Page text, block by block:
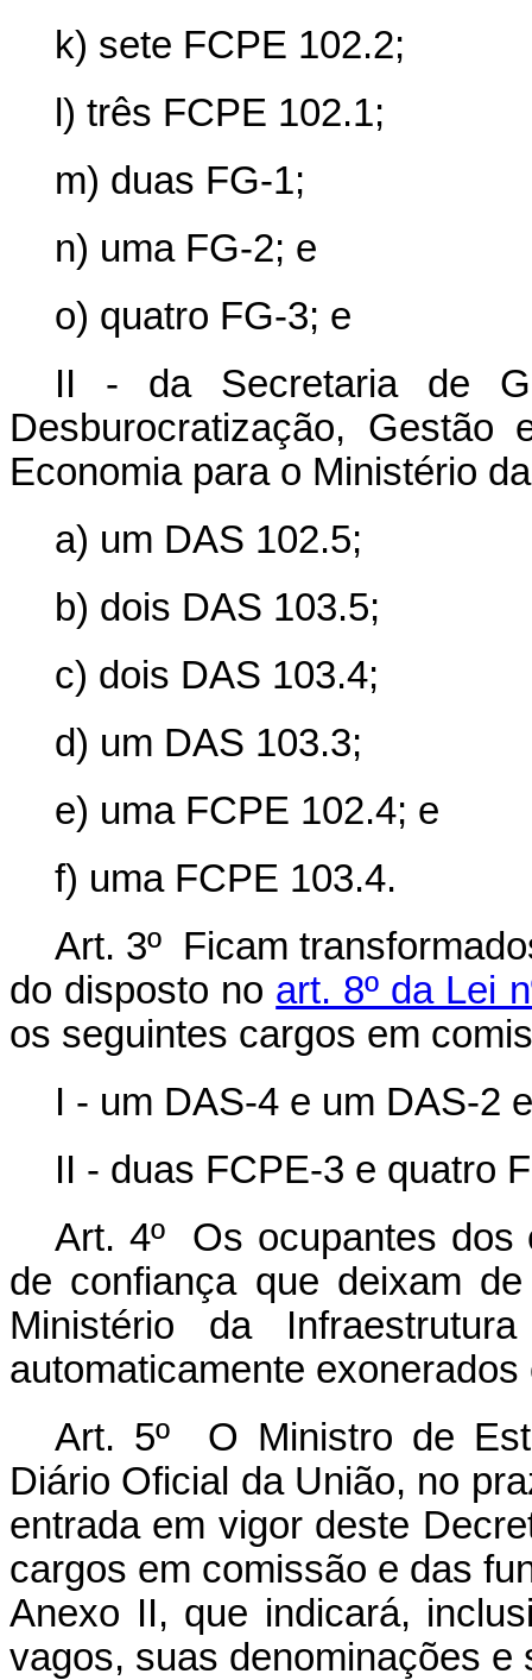
k) sete FCPE 102.2;
l) três FCPE 102.1;
m) duas FG-1;
n) uma FG-2; e
o) quatro FG-3; e
II - da Secretaria de
Desburocratização,
Economia para o Ministério
a) um DAS 102.5;
b) dois DAS 103.5;
c) dois DAS 103.4;
d) um DAS 103.3;
e) uma FCPE 102.4; e
f) uma FCPE 103.4.
Art. 3º Ficam
do disposto no art. 8º da Lei
os seguintes cargos em
I - um DAS-4 e um DAS-2
II - duas FCPE-3 e quatro
Art. 4º Os ocupantes dos
de confiança que deixam
Ministério da
automaticamente
Art. 5º O Ministro de
Diário Oficial da União, no
entrada em vigor deste
cargos em comissão e das
Anexo II, que indicará,
vagos, suas denominações e